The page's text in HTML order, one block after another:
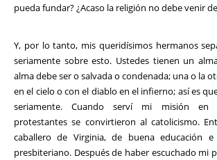
pueda fundar? ¿Acaso la religión no debe venir
Y, por lo tanto, mis queridísimos hermanos
seriamente sobre esto. Ustedes tienen un
alma debe ser o salvada o condenada; una o la
en el cielo o con el diablo en el infierno; así es
seriamente. Cuando serví mi misión en
protestantes se convirtieron al catolicismo.
caballero de Virginia, de buena educación
presbiteriano. Después de haber escuchado mi